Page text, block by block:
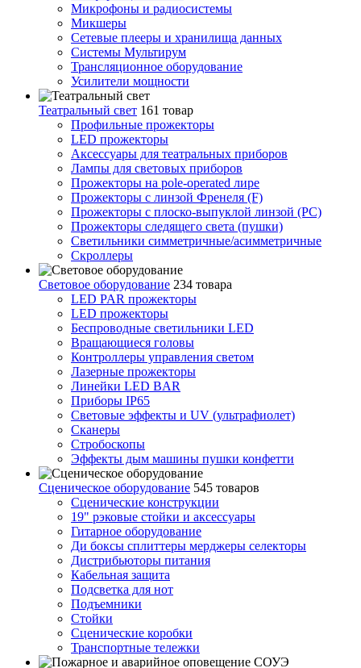
Микрофоны и радиосистемы
Микшеры
Сетевые плееры и хранилища данных
Системы Мультирум
Трансляционное оборудование
Усилители мощности
Театральный свет 161 товар
Профильные прожекторы
LED прожекторы
Аксессуары для театральных приборов
Лампы для световых приборов
Прожекторы на pole-operated лире
Прожекторы с линзой Френеля (F)
Прожекторы с плоско-выпуклой линзой (PC)
Прожекторы следящего света (пушки)
Светильники симметричные/асимметричные
Скроллеры
Световое оборудование 234 товара
LED PAR прожекторы
LED прожекторы
Беспроводные светильники LED
Вращающиеся головы
Контроллеры управления светом
Лазерные прожекторы
Линейки LED BAR
Приборы IP65
Световые эффекты и UV (ультрафиолет)
Сканеры
Стробоскопы
Эффекты дым машины пушки конфетти
Сценическое оборудование 545 товаров
Сценические конструкции
19" рэковые стойки и аксесcуары
Гитарное оборудование
Ди боксы сплиттеры мерджеры селекторы
Дистрибьюторы питания
Кабельная защита
Подсветка для нот
Подъемники
Стойки
Сценические коробки
Транспортные тележки